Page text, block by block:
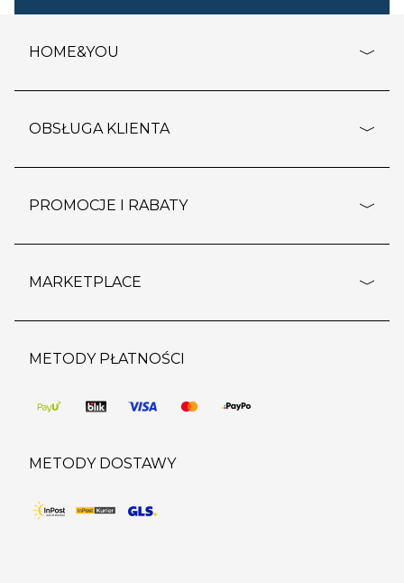
HOME&YOU
o firmie
polityka prywatności
kontakt
OBSŁUGA KLIENTA
dostawy i płatność
wypis z subskrypcji
regulamin sklepu
pozostałe regulaminy
PROMOCJE I RABATY
outlet
regulaminy promocji
MARKETPLACE
strefa marek
pomoc dla sprzedawców
METODY PŁATNOŚCI
METODY DOSTAWY